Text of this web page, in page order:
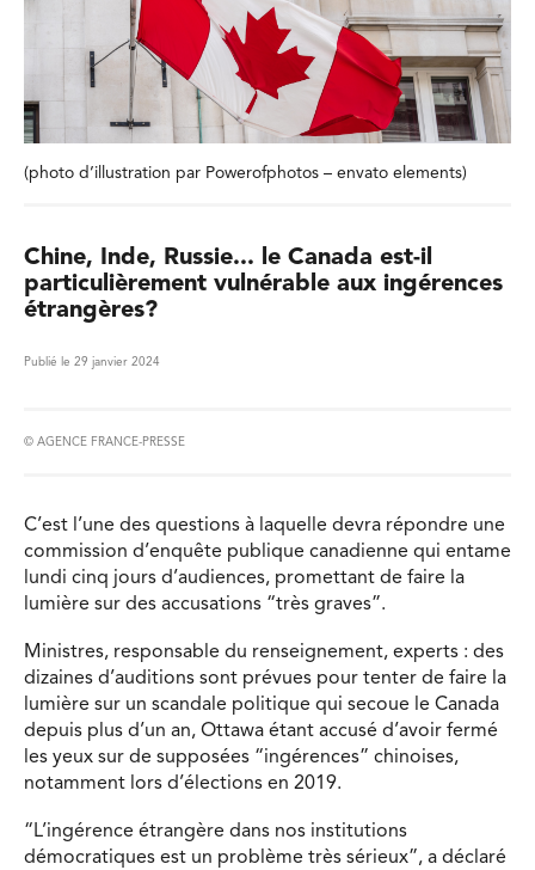
(photo d’illustration par Powerofphotos – envato elements)
Chine, Inde, Russie... le Canada est-il
particulièrement vulnérable aux ingérences
étrangères?
Publié le 29 janvier 2024
© AGENCE FRANCE-PRESSE
C’est l’une des questions à laquelle devra répondre une
commission d’enquête publique canadienne qui entame
lundi cinq jours d’audiences, promettant de faire la
lumière sur des accusations “très graves”.
Ministres, responsable du renseignement, experts : des
dizaines d’auditions sont prévues pour tenter de faire la
lumière sur un scandale politique qui secoue le Canada
depuis plus d’un an, Ottawa étant accusé d’avoir fermé
les yeux sur de supposées “ingérences” chinoises,
notamment lors d’élections en 2019.
“L’ingérence étrangère dans nos institutions
démocratiques est un problème très sérieux”, a déclaré